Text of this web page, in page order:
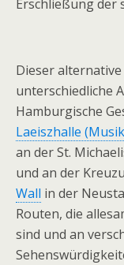
Erschließung der
Dieser
unterschiedliche
Hamburgische
Laeiszhalle
an der St.
und an der
Wall in der
Routen, die
sind und an